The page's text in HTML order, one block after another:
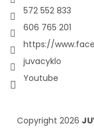
572 552 833
606 765 201
https://
juvacyklo
Youtube
Copyright 2026